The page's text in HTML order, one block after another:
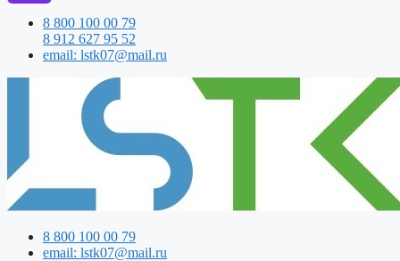
8 800 100 00 79
8 912 627 95 52
email: lstk07@mail.ru
8 800 100 00 79
email: lstk07@mail.ru